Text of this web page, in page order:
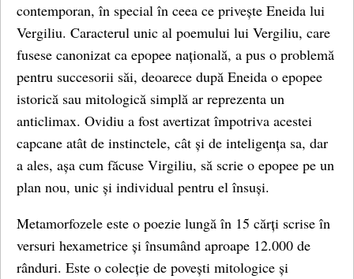
contemporan, în special în ceea ce privește Eneida lui
Vergiliu. Caracterul unic al poemului lui Vergiliu, care
fusese canonizat ca epopee națională, a pus o problemă
pentru succesorii săi, deoarece după Eneida o epopee
istorică sau mitologică simplă ar reprezenta un
anticlimax. Ovidiu a fost avertizat împotriva acestei
capcane atât de instinctele, cât și de inteligența sa, dar
a ales, așa cum făcuse Virgiliu, să scrie o epopee pe un
plan nou, unic și individual pentru el însuși.
Metamorfozele este o poezie lungă în 15 cărți scrise în
versuri hexametrice și însumând aproape 12.000 de
rânduri. Este o colecție de povești mitologice și